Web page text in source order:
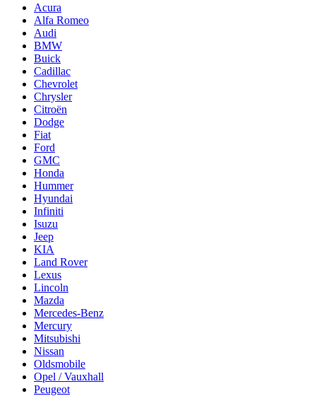
Acura
Alfa Romeo
Audi
BMW
Buick
Cadillac
Chevrolet
Chrysler
Citroën
Dodge
Fiat
Ford
GMC
Honda
Hummer
Hyundai
Infiniti
Isuzu
Jeep
KIA
Land Rover
Lexus
Lincoln
Mazda
Mercedes-Benz
Mercury
Mitsubishi
Nissan
Oldsmobile
Opel / Vauxhall
Peugeot